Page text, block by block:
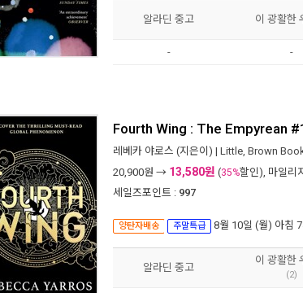
알라딘 중고 이 광활한
- -
Fourth Wing : The Empyrean
레베카 야로스 (지은이) | Little, Brown
20,900원 → 13,580원 (35%할인), 마일리지
세일즈포인트 : 997
양탄자배송 주말특급 8월 10일 (월) 아침 7
알라딘 중고
이 광활한
(2)